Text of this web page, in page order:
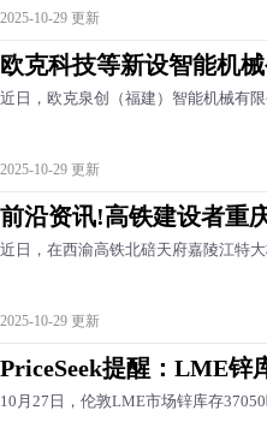
2025-10-29 更新
欧克科技等新设智能机
近日，欧克泉创（福建）智能机械有
2025-10-29 更新
前沿资讯!高铁建设者重
近日，在西渝高铁北碚天府嘉陵江特
2025-10-29 更新
PriceSeek提醒：LME锌
10月27日，伦敦LME市场锌库存